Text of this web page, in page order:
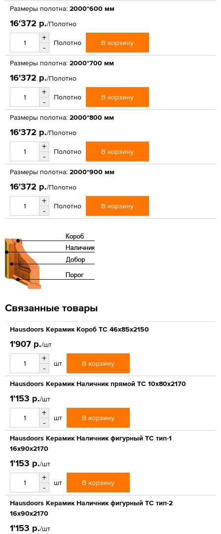
Размеры полотна: 2000*600 мм
16'372 р./Полотно
+
-
Полотно В корзину
Размеры полотна: 2000*700 мм
16'372 р./Полотно
+
-
Полотно В корзину
Размеры полотна: 2000*800 мм
16'372 р./Полотно
+
-
Полотно В корзину
Размеры полотна: 2000*900 мм
16'372 р./Полотно
+
-
Полотно В корзину
Связанные товары
Hausdoors Керамик Короб ТС 46x85x2150
1'907 р./шт
+
-
шт В корзину
Hausdoors Керамик Наличник прямой ТС 10x80x2170
1'153 р./шт
+
-
шт В корзину
Hausdoors Керамик Наличник фигурный ТС тип-1
16x90x2170
1'153 р./шт
+
-
шт В корзину
Hausdoors Керамик Наличник фигурный ТС тип-2
16x90x2170
1'153 р./шт